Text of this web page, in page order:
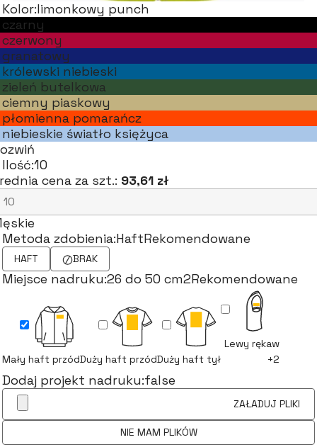
Kolor:limonkowy punch
czarny
czerwony
granatowy
królewski niebieski
zieleń butelkowa
ciemny piaskowy
płomienna pomarańcz
niebieskie światło księżyca
Ilość:10
cena za szt.: 93,61 zł
Metoda zdobienia:HaftRekomendowane
HAFT BRAK
Miejsce nadruku:26 do 50 cm2Rekomendowane
Mały haft przódDuży haft przódDuży haft tył
Lewy rękaw
+2
Dodaj projekt nadruku:false
ZAŁADUJ PLIKI
NIE MAM PLIKÓW